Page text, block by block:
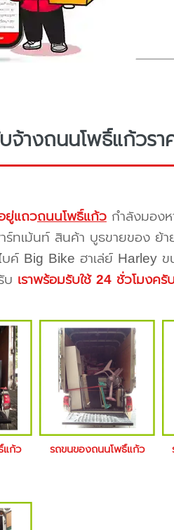
จ้างถนนโพธิ์แก้วรา
ยู่แถวถนนโพธิ์แก้วกำลังมองห
ทเม้นท์ สินค้า บูธขายของ ย้
บค์ Big Bike ฮาเล่ย์ Harley
บ เราพร้อมรับใช้ 24 ชั่วโมงครั
แก้ว รถขนของถนนโพธิ์แก้ว